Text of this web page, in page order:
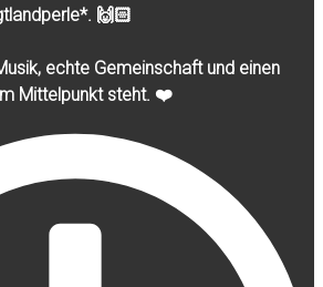
🙌🏻
echte Gemeinschaft und einen
Mittelpunkt steht. ❤️